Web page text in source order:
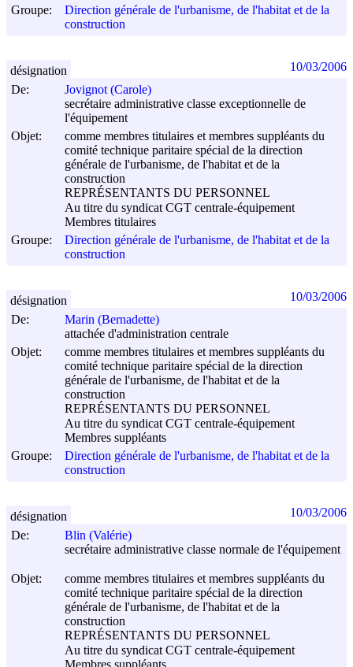
Groupe:
Direction générale de l'urbanisme, de l'habitat et de la
construction
De:
Jovignot (Carole)
secrétaire administrative classe exceptionnelle de
l'équipement
Objet:
comme membres titulaires et membres suppléants du
comité technique paritaire spécial de la direction
générale de l'urbanisme, de l'habitat et de la
construction
REPRÉSENTANTS DU PERSONNEL
Au titre du syndicat CGT centrale-équipement
Membres titulaires
Groupe:
Direction générale de l'urbanisme, de l'habitat et de la
construction
désignation 10/03/2006
De:
Marin (Bernadette)
attachée d'administration centrale
Objet:
comme membres titulaires et membres suppléants du
comité technique paritaire spécial de la direction
générale de l'urbanisme, de l'habitat et de la
construction
REPRÉSENTANTS DU PERSONNEL
Au titre du syndicat CGT centrale-équipement
Membres suppléants
Groupe:
Direction générale de l'urbanisme, de l'habitat et de la
construction
désignation 10/03/2006
De:
Blin (Valérie)
secrétaire administrative classe normale de l'équipement
Objet:
comme membres titulaires et membres suppléants du
comité technique paritaire spécial de la direction
générale de l'urbanisme, de l'habitat et de la
construction
REPRÉSENTANTS DU PERSONNEL
Au titre du syndicat CGT centrale-équipement
désignation 10/03/2006